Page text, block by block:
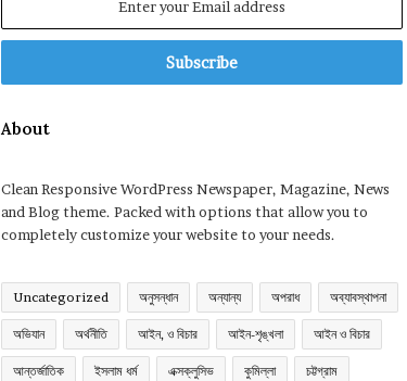
Email
About
Clean Responsive WordPress Newspaper, Magazine, News
and Blog theme. Packed with options that allow you to
completely customize your website to your needs.
Uncategorized অনুসন্ধান অন্যান্য অপরাধ অব্যাবস্থাপনা
অভিযান অর্থনীতি আইন, ও বিচার আইন-শৃঙ্খলা আইন ও বিচার
আন্তর্জাতিক ইসলাম ধর্ম এক্সক্লুসিভ কুমিল্লা চট্টগ্রাম